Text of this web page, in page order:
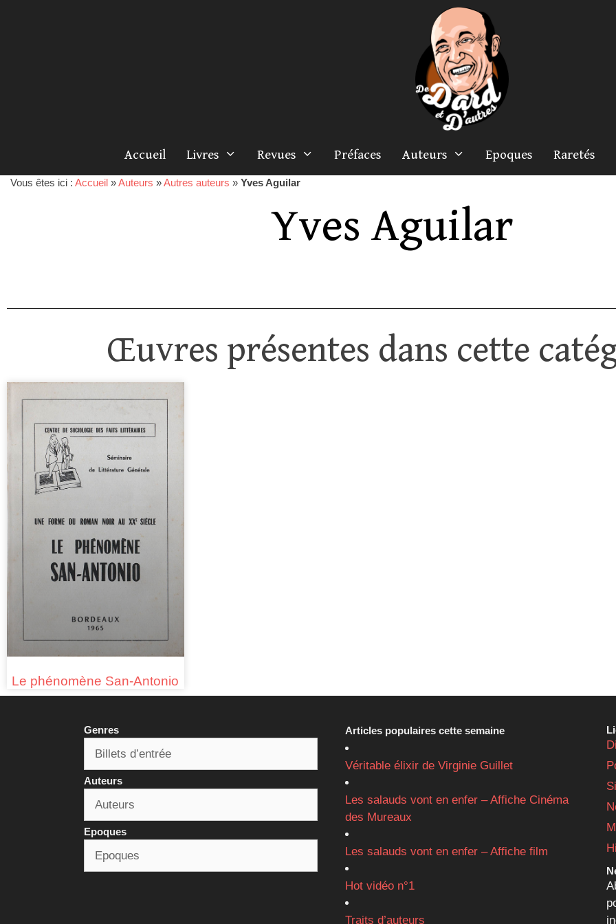
Accueil Livres Revues Préfaces Auteurs Epoques Raretés
Vous êtes ici : Accueil »Auteurs »Autres auteurs » Yves Aguilar
Yves Aguilar
Œuvres présentes dans cette
Le phénomène San-Antonio
Genres
Auteurs
Epoques
Articles populaires cette semaine
Véritable élixir de Virginie Guillet
Les salauds vont en enfer – Affiche Cinéma
des Mureaux
Les salauds vont en enfer – Affiche film
Hot vidéo n°1
Traits d’auteurs